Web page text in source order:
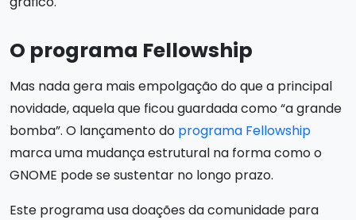
O programa Fellowship
Mas nada gera mais empolgação do que a principal
novidade, aquela que ficou guardada como “a grande
bomba”. O lançamento do programa Fellowship
marca uma mudança estrutural na forma como o
GNOME pode se sustentar no longo prazo.
Este programa usa doações da comunidade para